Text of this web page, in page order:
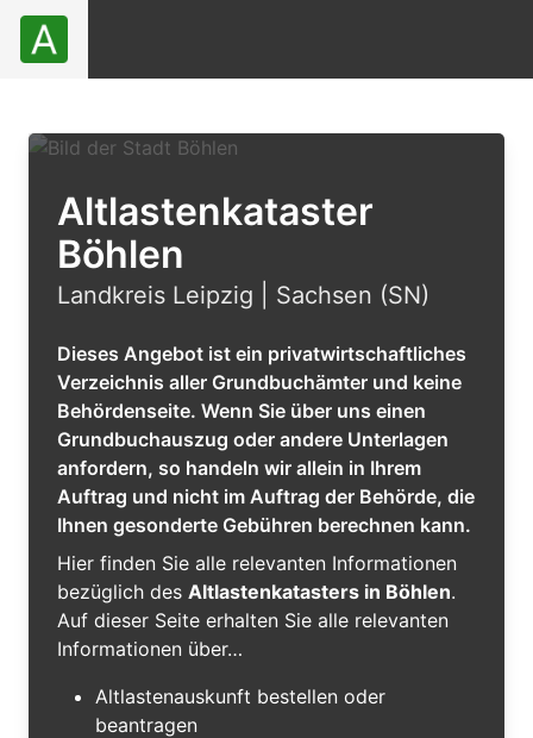
Altlastenkataster
Böhlen
Landkreis Leipzig | Sachsen (SN)
Dieses Angebot ist ein privatwirtschaftliches
Verzeichnis aller Grundbuchämter und keine
Behördenseite. Wenn Sie über uns einen
Grundbuchauszug oder andere Unterlagen
anfordern, so handeln wir allein in Ihrem
Auftrag und nicht im Auftrag der Behörde, die
Ihnen gesonderte Gebühren berechnen kann.
Hier finden Sie alle relevanten Informationen
bezüglich des Altlastenkatasters in Böhlen.
Auf dieser Seite erhalten Sie alle relevanten
Informationen über…
Altlastenauskunft bestellen oder
beantragen